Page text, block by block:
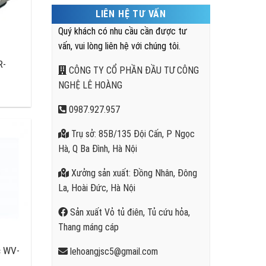
LIÊN HỆ TƯ VẤN
Quý khách có nhu cầu cần được tư
vấn, vui lòng liên hệ với chúng tôi.
CÔNG TY CỔ PHẦN ĐẦU TƯ CÔNG
NGHỆ LÊ HOÀNG
0987.927.957
Trụ sở: 85B/135 Đội Cấn, P Ngọc
Hà, Q Ba Đình, Hà Nội
Xưởng sản xuất: Đồng Nhân, Đông
La, Hoài Đức, Hà Nội
Sản xuất Vỏ tủ điên, Tủ cứu hỏa,
Thang máng cáp
lehoangjsc5@gmail.com